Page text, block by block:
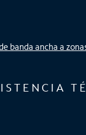
banda ancha a